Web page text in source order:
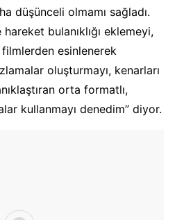
düşünceli olmamı sağladı.
bulanıklığı eklemeyi,
esinlenerek
oluşturmayı, kenarları
orta formatlı,
kullanmayı denedim” diyor.